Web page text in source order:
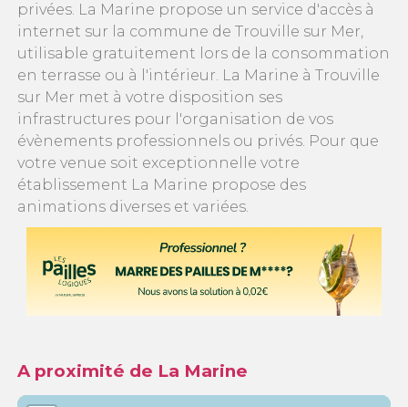
privées. La Marine propose un service d'accès à
internet sur la commune de Trouville sur Mer,
utilisable gratuitement lors de la consommation
en terrasse ou à l'intérieur. La Marine à Trouville
sur Mer met à votre disposition ses
infrastructures pour l'organisation de vos
évènements professionnels ou privés. Pour que
votre venue soit exceptionnelle votre
établissement La Marine propose des
animations diverses et variées.
A proximité de La Marine